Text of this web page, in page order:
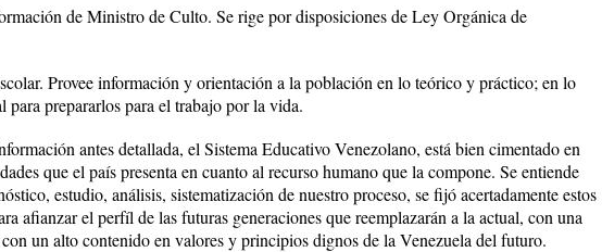
de Ministro de Culto. Se rige por disposiciones de Ley Orgánica de
Provee información y orientación a la población en lo teórico y práctico; en lo
prepararlos para el trabajo por la vida.
antes detallada, el Sistema Educativo Venezolano, está bien cimentado en
que el país presenta en cuanto al recurso humano que la compone. Se entiende
estudio, análisis, sistematización de nuestro proceso, se fijó acertadamente estos
afianzar el perfíl de las futuras generaciones que reemplazarán a la actual, con una
un alto contenido en valores y principios dignos de la Venezuela del futuro.